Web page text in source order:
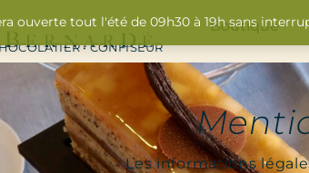
• CONFISEUR
Boutique
Les informations
ouverte tout l'été de 09h30 à 19h sans